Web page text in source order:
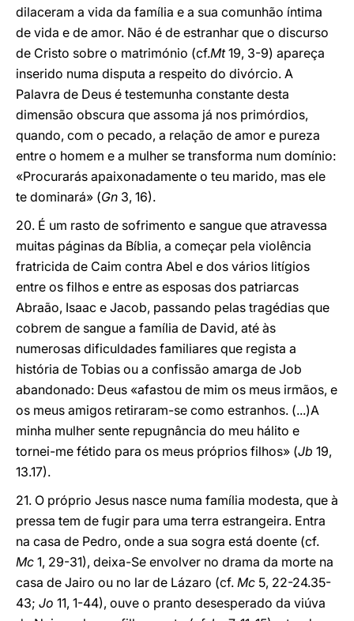
dilaceram a vida da família e a sua comunhão íntima
de vida e de amor. Não é de estranhar que o discurso
de Cristo sobre o matrimónio (cf.Mt19, 3-9) apareça
inserido numa disputa a respeito do divórcio. A
Palavra de Deus é testemunha constante desta
dimensão obscura que assoma já nos primórdios,
quando, com o pecado, a relação de amor e pureza
entre o homem e a mulher se transforma num domínio:
«Procurarás apaixonadamente o teu marido, mas ele
te dominará» (Gn 3, 16).
20. É um rasto de sofrimento e sangue que atravessa
muitas páginas da Bíblia, a começar pela violência
fratricida de Caim contra Abel e dos vários litígios
entre os filhos e entre as esposas dos patriarcas
Abraão, Isaac e Jacob, passando pelas tragédias que
cobrem de sangue a família de David, até às
numerosas dificuldades familiares que regista a
história de Tobias ou a confissão amarga de Job
abandonado: Deus «afastou de mim os meus irmãos, e
os meus amigos retiraram-se como estranhos. (...)A
minha mulher sente repugnância do meu hálito e
tornei-me fétido para os meus próprios filhos» (Jb 19,
13.17).
21. O próprio Jesus nasce numa família modesta, que à
pressa tem de fugir para uma terra estrangeira. Entra
na casa de Pedro, onde a sua sogra está doente (cf.
Mc 1, 29-31), deixa-Se envolver no drama da morte na
casa de Jairo ou no lar de Lázaro (cf. Mc 5, 22-24.35-
43; Jo 11, 1-44), ouve o pranto desesperado da viúva